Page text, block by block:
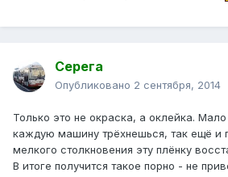
Серега
Опубликовано 2 сентября, 2014
Только это не окраска, а оклейка. Мало
каждую машину трёхнешься, так ещё и
мелкого столкновения эту плёнку
В итоге получится такое порно - не